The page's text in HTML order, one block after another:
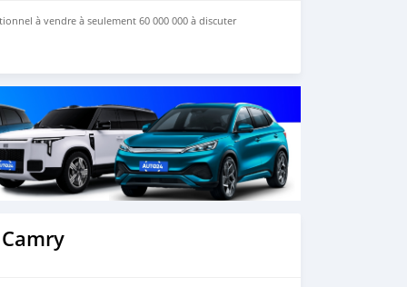
à vendre à seulement 60 000 000 à discuter